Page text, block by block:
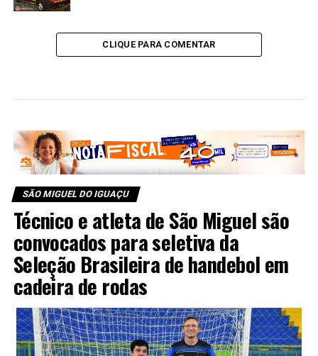
CLIQUE PARA COMENTAR
SÃO MIGUEL DO IGUAÇU
Técnico e atleta de São Miguel são
convocados para seletiva da
Seleção Brasileira de handebol em
cadeira de rodas